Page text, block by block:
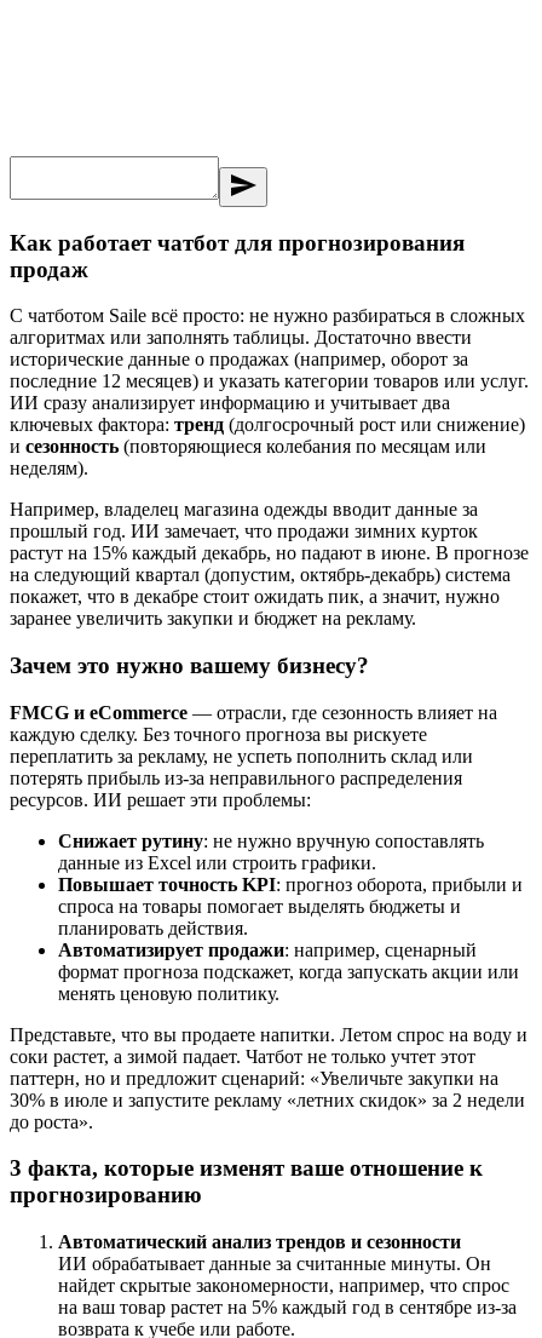
send
Как работает чатбот для прогнозирования
продаж
С чатботом Saile всё просто: не нужно разбираться в сложных
алгоритмах или заполнять таблицы. Достаточно ввести
исторические данные о продажах (например, оборот за
последние 12 месяцев) и указать категории товаров или услуг.
ИИ сразу анализирует информацию и учитывает два
ключевых фактора: тренд (долгосрочный рост или снижение)
и сезонность (повторяющиеся колебания по месяцам или
неделям).
Например, владелец магазина одежды вводит данные за
прошлый год. ИИ замечает, что продажи зимних курток
растут на 15% каждый декабрь, но падают в июне. В прогнозе
на следующий квартал (допустим, октябрь-декабрь) система
покажет, что в декабре стоит ожидать пик, а значит, нужно
заранее увеличить закупки и бюджет на рекламу.
Зачем это нужно вашему бизнесу?
FMCG и eCommerce — отрасли, где сезонность влияет на
каждую сделку. Без точного прогноза вы рискуете
переплатить за рекламу, не успеть пополнить склад или
потерять прибыль из-за неправильного распределения
ресурсов. ИИ решает эти проблемы:
Снижает рутину: не нужно вручную сопоставлять
данные из Excel или строить графики.
Повышает точность KPI: прогноз оборота, прибыли и
спроса на товары помогает выделять бюджеты и
планировать действия.
Автоматизирует продажи: например, сценарный
формат прогноза подскажет, когда запускать акции или
менять ценовую политику.
Представьте, что вы продаете напитки. Летом спрос на воду и
соки растет, а зимой падает. Чатбот не только учтет этот
паттерн, но и предложит сценарий: «Увеличьте закупки на
30% в июле и запустите рекламу «летних скидок» за 2 недели
до роста».
3 факта, которые изменят ваше отношение к
прогнозированию
Автоматический анализ трендов и сезонности
ИИ обрабатывает данные за считанные минуты. Он
найдет скрытые закономерности, например, что спрос
на ваш товар растет на 5% каждый год в сентябре из-за
возврата к учебе или работе.